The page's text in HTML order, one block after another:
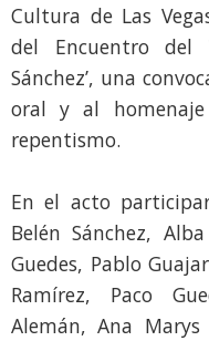
Cultura de Las
del Encuentro del
Sánchez’, una
oral y al
repentismo.
En el acto
Belén Sánchez,
Guedes, Pablo
Ramírez, Paco
Alemán, Ana Marys